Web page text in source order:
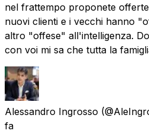
nel frattempo proponete
nuovi clienti e i vecchi hanno
altro "offese" all'intelligenza.
con voi mi sa che tutta la
Alessandro Ingrosso
fa